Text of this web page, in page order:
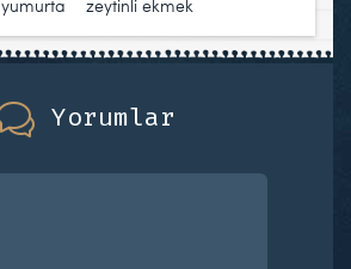
yumurta zeytinli ekmek
Yorumlar